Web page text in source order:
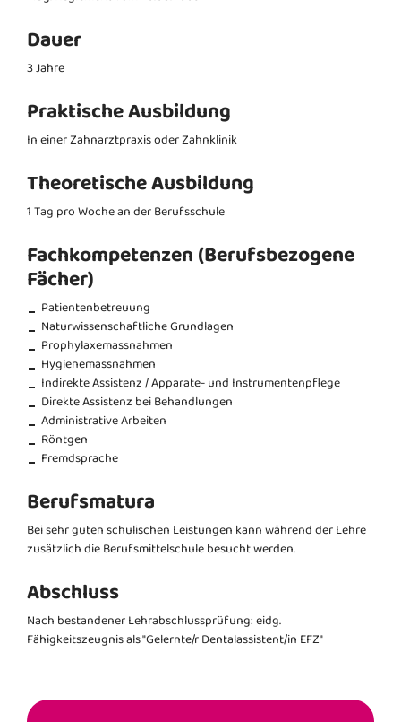
Dauer
3 Jahre
Praktische Ausbildung
In einer Zahnarztpraxis oder Zahnklinik
Theoretische Ausbildung
1 Tag pro Woche an der Berufsschule
Fachkompetenzen (Berufsbezogene
Fächer)
Patientenbetreuung
Naturwissenschaftliche Grundlagen
Prophylaxemassnahmen
Hygienemassnahmen
Indirekte Assistenz / Apparate- und Instrumentenpflege
Direkte Assistenz bei Behandlungen
Administrative Arbeiten
Röntgen
Fremdsprache
Berufsmatura
Bei sehr guten schulischen Leistungen kann während der Lehre
zusätzlich die Berufsmittelschule besucht werden.
Abschluss
Nach bestandener Lehrabschlussprüfung: eidg.
Fähigkeitszeugnis als "Gelernte/r Dentalassistent/in EFZ"